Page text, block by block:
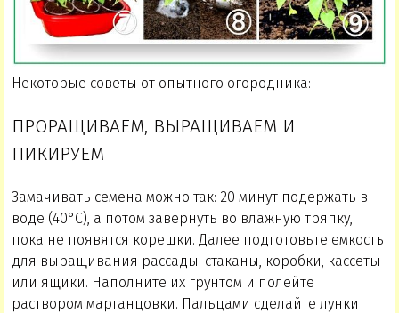
Некоторые советы от опытного огородника:
ПРОРАЩИВАЕМ, ВЫРАЩИВАЕМ И
ПИКИРУЕМ
Замачивать семена можно так: 20 минут подержать в
воде (40°С), а потом завернуть во влажную тряпку,
пока не появятся корешки. Далее подготовьте емкость
для выращивания рассады: стаканы, коробки, кассеты
или ящики. Наполните их грунтом и полейте
раствором марганцовки. Пальцами сделайте лунки